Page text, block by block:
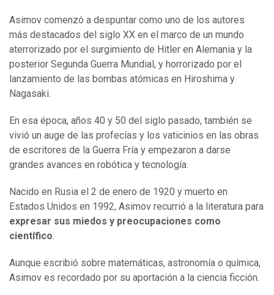
Asimov comenzó a despuntar como uno de los autores
más destacados del siglo XX en el marco de un mundo
aterrorizado por el surgimiento de Hitler en Alemania y la
posterior Segunda Guerra Mundial, y horrorizado por el
lanzamiento de las bombas atómicas en Hiroshima y
Nagasaki.
En esa época, años 40 y 50 del siglo pasado, también se
vivió un auge de las profecías y los vaticinios en las obras
de escritores de la Guerra Fría y empezaron a darse
grandes avances en robótica y tecnología.
Nacido en Rusia el 2 de enero de 1920 y muerto en
Estados Unidos en 1992, Asimov recurrió a la literatura para
expresar sus miedos y preocupaciones como
científico.
Aunque escribió sobre matemáticas, astronomía o química,
Asimov es recordado por su aportación a la ciencia ficción.